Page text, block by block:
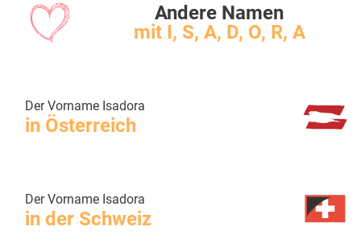
Andere Namen
mit I, S, A, D, O, R, A
Der Vorname Isadora
in Österreich
Der Vorname Isadora
in der Schweiz